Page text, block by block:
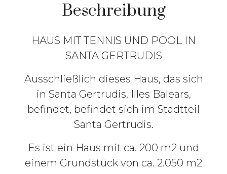
Beschreibung
HAUS MIT TENNIS UND POOL IN
SANTA GERTRUDIS
Ausschließlich dieses Haus, das sich
in Santa Gertrudis, Illes Balears,
befindet, befindet sich im Stadtteil
Santa Gertrudis.
Es ist ein Haus mit ca. 200 m2 und
einem Grundstück von ca. 2.050 m2